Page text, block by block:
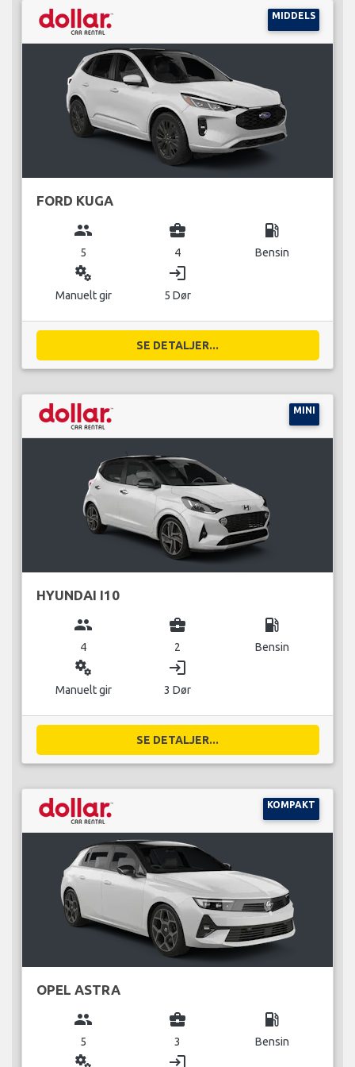
MIDDELS
FORD KUGA
group
5
business_center
4
local_gas_station
Bensin
miscellaneous_services
Manuelt gir
login
5 Dør
SE DETALJER...
MINI
HYUNDAI I10
group
4
business_center
2
local_gas_station
Bensin
miscellaneous_services
Manuelt gir
login
3 Dør
SE DETALJER...
KOMPAKT
OPEL ASTRA
group
5
business_center
3
local_gas_station
Bensin
miscellaneous_services login